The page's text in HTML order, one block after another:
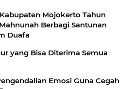
Mojokerto Tahun
Berbagi Santunan
Duafa
yang Bisa Diterima Semua
Emosi Guna Cegah